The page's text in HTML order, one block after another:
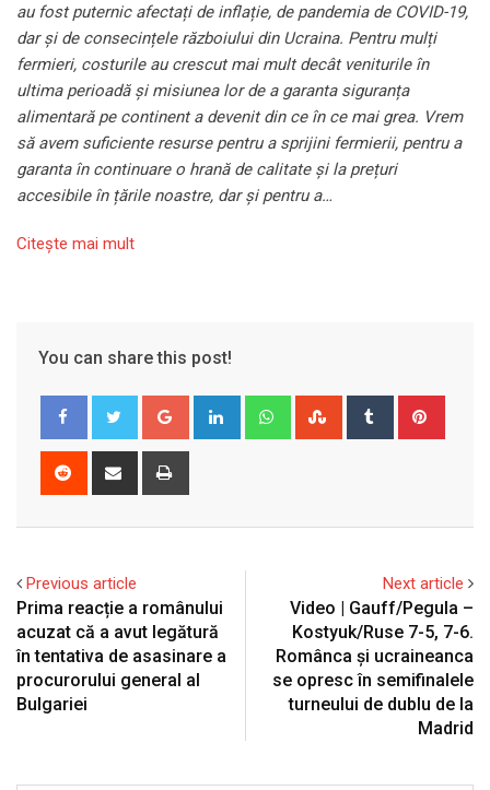
au fost puternic afectați de inflație, de pandemia de COVID-19,
dar și de consecințele războiului din Ucraina. Pentru mulți
fermieri, costurile au crescut mai mult decât veniturile în
ultima perioadă și misiunea lor de a garanta siguranța
alimentară pe continent a devenit din ce în ce mai grea. Vrem
să avem suficiente resurse pentru a sprijini fermierii, pentru a
garanta în continuare o hrană de calitate și la prețuri
accesibile în țările noastre, dar și pentru a…
Citeşte mai mult
You can share this post!
Google+ LinkedIn WhatsappStumbleUpon
Tumblr
Reddit
Share
Previous article
Prima reacție a românului
acuzat că a avut legătură
în tentativa de asasinare a
procurorului general al
Bulgariei
Next article
Video | Gauff/Pegula –
Kostyuk/Ruse 7-5, 7-6.
Românca și ucraineanca
se opresc în semifinalele
turneului de dublu de la
Madrid